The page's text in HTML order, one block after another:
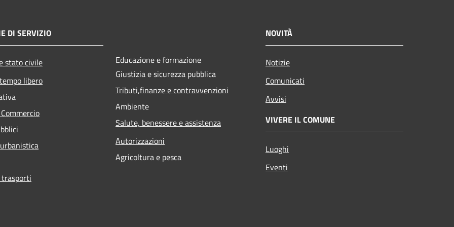
DI SERVIZIO
stato civile
libero
Educazione e formazione
Giustizia e sicurezza pubblica
Tributi,finanze e contravvenzioni
Ambiente
Salute, benessere e assistenza
Autorizzazioni
Agricoltura e pesca
NOVITÀ
Notizie
Comunicati
Avvisi
VIVERE IL COMUNE
Luoghi
Eventi